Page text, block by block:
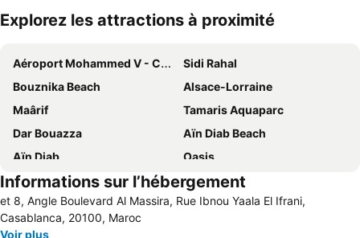
Explorez les attractions à proximité
Aéroport Mohammed V - Casablanca
Sidi Rahal
Bouznika Beach
Alsace-Lorraine
Maârif
Tamaris Aquaparc
Dar Bouazza
Aïn Diab Beach
Aïn Diab
Oasis
Aïn Sebâa
Boulevard Mohammed-Zerktouni
El Oulfa
Boulevard Mohammed V
Sidi Maârouf
Informations sur l’hébergement
et 8, Angle Boulevard Al Massira, Rue Ibnou Yaala El Ifrani,
Casablanca, 20100, Maroc
Voir plus